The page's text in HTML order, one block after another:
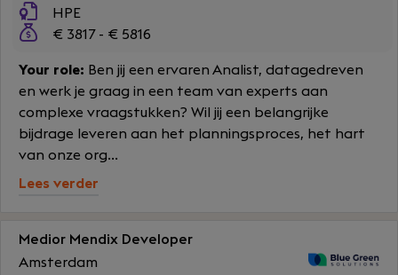
HPE
€ 3817 - € 5816
Your role: Ben jij een ervaren Analist, datagedreven
en werk je graag in een team van experts aan
complexe vraagstukken? Wil jij een belangrijke
bijdrage leveren aan het planningsproces, het hart
van onze org...
Lees verder
Medior Mendix Developer
Amsterdam